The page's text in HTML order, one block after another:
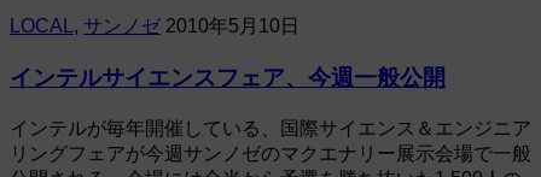
LOCAL , サンノゼ 2010年5月10日
インテルサイエンスフェア、今週一般公開
インテルが毎年開催している、国際サイエンス＆エンジニア
リングフェアが今週サンノゼのマクエナリー展示会場で一般